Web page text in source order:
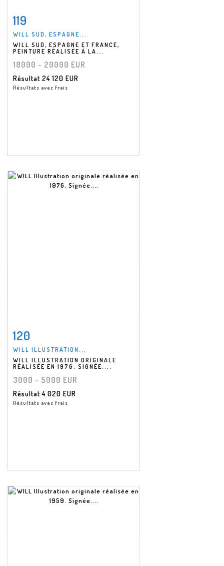
Fiche détaillée
119
WILL SUD, ESPAGNE...
WILL SUD, ESPAGNE ET FRANCE,
PEINTURE RÉALISÉE À LA...
18000 - 20000 EUR
Résultat 24 120 EUR
Résultats avec frais
Fiche détaillée
120
WILL ILLUSTRATION...
WILL ILLUSTRATION ORIGINALE
RÉALISÉE EN 1976. SIGNÉE....
3000 - 5000 EUR
Résultat4 020 EUR
Résultats avec frais